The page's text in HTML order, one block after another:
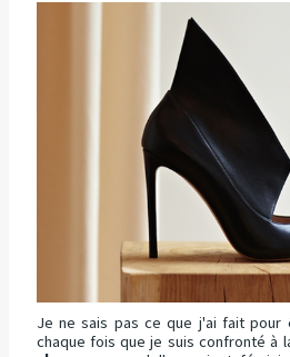
Je ne sais pas ce que j'ai fait pour
chaque fois que je suis confronté à